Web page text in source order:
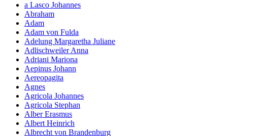
a Lasco Johannes
Abraham
Adam
Adam von Fulda
Adelung Margaretha Juliane
Adlischweiler Anna
Adriani Mariona
Aepinus Johann
Aereopagita
Agnes
Agricola Johannes
Agricola Stephan
Alber Erasmus
Albert Heinrich
Albrecht von Brandenburg
sind nicht
optional.
Sie werden
benötigt,
damit die
Website
funktioniert.
Statistik
Mit diesen
Cookies
können wir die
Funktionsweise